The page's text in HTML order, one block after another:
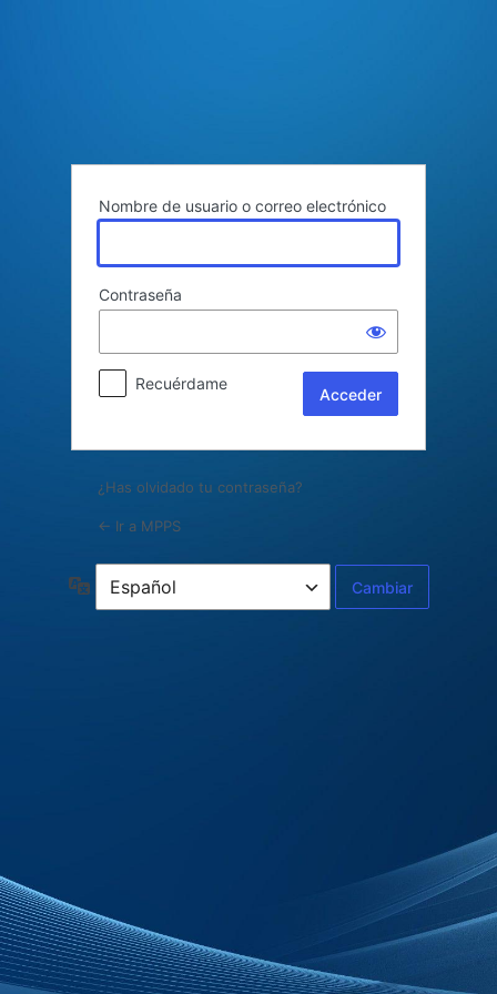
Nombre de usuario o correo electrónico
Contraseña
Recuérdame
¿Has olvidado tu contraseña?
← Ir a MPPS
Idioma